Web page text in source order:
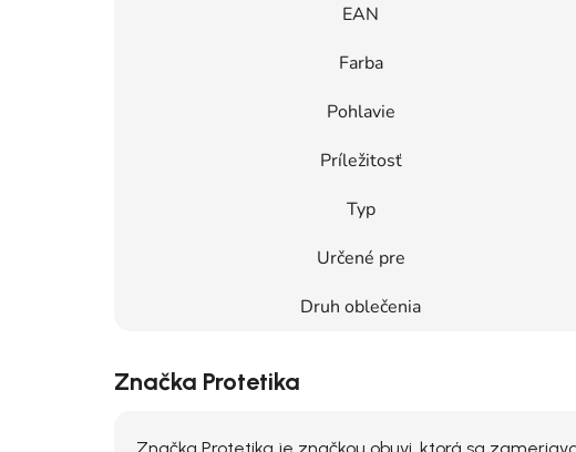
EAN
Farba
Pohlavie
Príležitosť
Typ
Určené pre
Druh oblečenia
Značka Protetika